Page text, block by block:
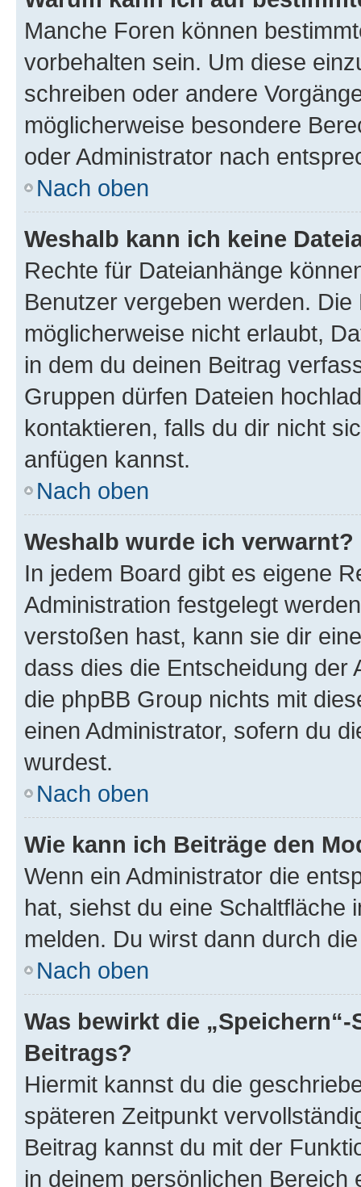
Manche Foren können
vorbehalten sein. Um diese
schreiben oder andere
möglicherweise besondere
oder Administrator nach
Nach oben
Weshalb kann ich keine
Rechte für Dateianhänge
Benutzer vergeben werden.
möglicherweise nicht erlaubt,
in dem du deinen Beitrag
Gruppen dürfen Dateien
kontaktieren, falls du dir nicht
anfügen kannst.
Nach oben
Weshalb wurde ich verwarnt?
In jedem Board gibt es eigene
Administration festgelegt
verstoßen hast, kann sie dir
dass dies die Entscheidung der
die phpBB Group nichts mit
einen Administrator, sofern du
wurdest.
Nach oben
Wie kann ich Beiträge den
Wenn ein Administrator die
hat, siehst du eine Schaltfläche
melden. Du wirst dann durch
Nach oben
Was bewirkt die
Beitrags?
Hiermit kannst du die
späteren Zeitpunkt
Beitrag kannst du mit der
in deinem persönlichen Bereich